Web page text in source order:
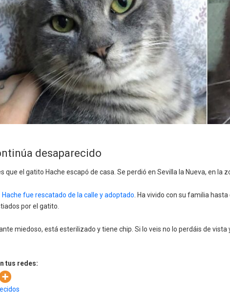
desaparecido
que el gatito Hache escapó de casa. Se perdió en Sevilla la Nueva, en la
Hache fue rescatado de la calle y adoptado . Ha vivido con su familia
por el gatito.
miedoso, está esterilizado y tiene chip. Si lo veis no lo perdáis de
tus redes: